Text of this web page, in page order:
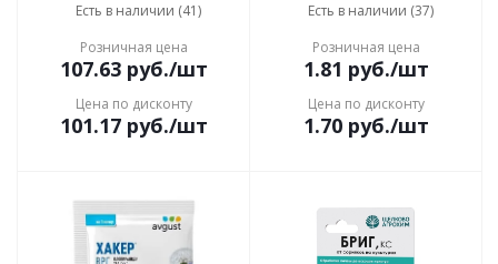
Есть в наличии (41)
Розничная цена
107.63руб./шт
Цена по дисконту
101.17руб./шт
Есть в наличии (37)
Розничная цена
1.81 руб./шт
Цена по дисконту
1.70руб./шт